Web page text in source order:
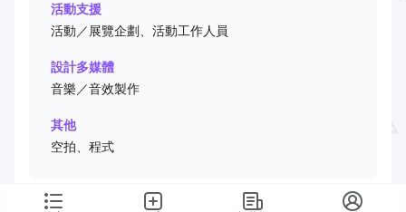
活動支援
活動／展覽企劃、活動工作人員
設計多媒體
音樂／音效製作
其他
空拍、程式